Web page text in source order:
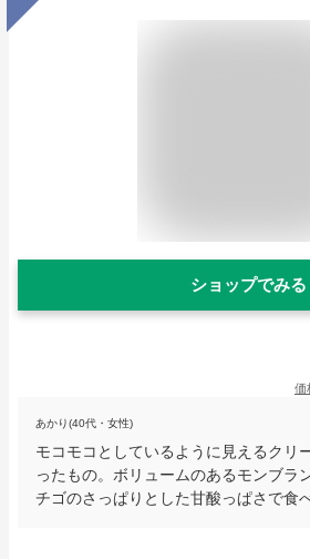
ショップでみる
価
あかり(40代・女性)
モコモコとしているように見えるクリ
ったもの。ボリュームのあるモンブラ
チゴのさっぱりとした甘酸っぱさで食